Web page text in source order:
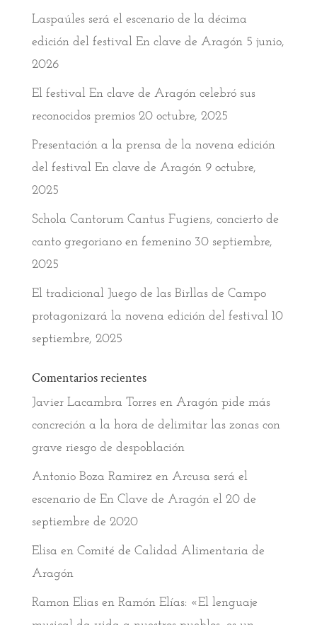
Laspaúles será el escenario de la décima
edición del festival En clave de Aragón 5 junio,
2026
El festival En clave de Aragón celebró sus
reconocidos premios 20 octubre, 2025
Presentación a la prensa de la novena edición
del festival En clave de Aragón 9 octubre,
2025
Schola Cantorum Cantus Fugiens, concierto de
canto gregoriano en femenino 30 septiembre,
2025
El tradicional Juego de las Birllas de Campo
protagonizará la novena edición del festival 10
septiembre, 2025
Comentarios recientes
Javier Lacambra Torresen Aragón pide más
concreción a la hora de delimitar las zonas con
grave riesgo de despoblación
Antonio Boza Ramirez en Arcusa será el
escenario de En Clave de Aragón el 20 de
septiembre de 2020
Elisa en Comité de Calidad Alimentaria de
Aragón
Ramon Eliasen Ramón Elías: «El lenguaje